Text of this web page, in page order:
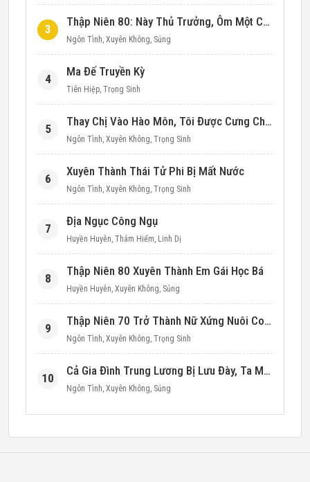
3
Thập Niên 80: Này Thủ Trưởng, Ôm Một Cái Đi!
Ngôn Tình, Xuyên Không, Sủng
4
Ma Đế Truyền Kỳ
Tiên Hiệp, Trọng Sinh
5
Thay Chị Vào Hào Môn, Tôi Được Cưng Chiều Hết Mực (Thập Niên 90)
Ngôn Tình, Xuyên Không, Trọng Sinh
6
Xuyên Thành Thái Tử Phi Bị Mất Nước
Ngôn Tình, Xuyên Không, Trọng Sinh
7
Địa Ngục Công Ngụ
Huyền Huyễn, Thám Hiểm, Linh Dị
8
Thập Niên 80 Xuyên Thành Em Gái Học Bá
Huyền Huyễn, Xuyên Không, Sủng
9
Thập Niên 70 Trở Thành Nữ Xứng Nuôi Con Làm Giàu
Ngôn Tình, Xuyên Không, Trọng Sinh
10
Cả Gia Đình Trung Lương Bị Lưu Đày, Ta Mang Không Gian Cứu Cả Nhà
Ngôn Tình, Xuyên Không, Sủng